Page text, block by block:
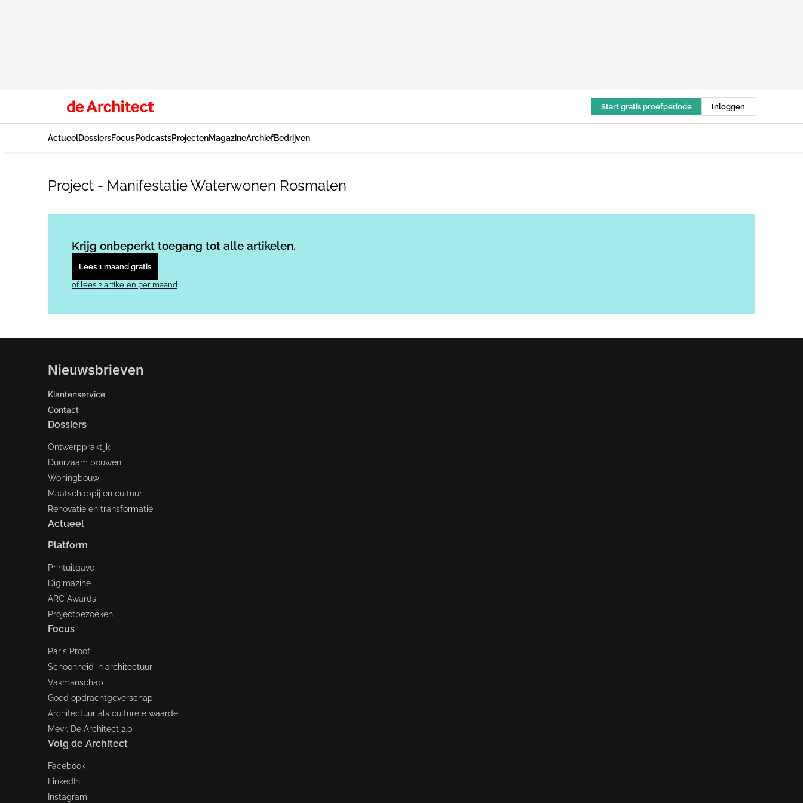
Start gratis proefperiode Inloggen
ActueelDossiersFocusPodcastsProjectenMagazineArchiefBedrijven
Project - Manifestatie Waterwonen Rosmalen
Krijg onbeperkt toegang tot alle artikelen.
Lees 1 maand gratis
of lees 2 artikelen per maand
Nieuwsbrieven
Klantenservice
Contact
Dossiers
Ontwerppraktijk
Duurzaam bouwen
Woningbouw
Maatschappij en cultuur
Renovatie en transformatie
Actueel
Platform
Printuitgave
Digimazine
ARC Awards
Projectbezoeken
Focus
Paris Proof
Schoonheid in architectuur
Vakmanschap
Goed opdrachtgeverschap
Architectuur als culturele waarde
Mevr. De Architect 2.0
Volg de Architect
Facebook
LinkedIn
Instagram